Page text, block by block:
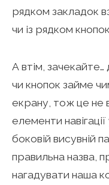
рядком закладок
чи із рядком
А втім,
чи кнопок займе
екрану, тож це не
елементи
боковій висувній
правильна назва,
нагадувати наша